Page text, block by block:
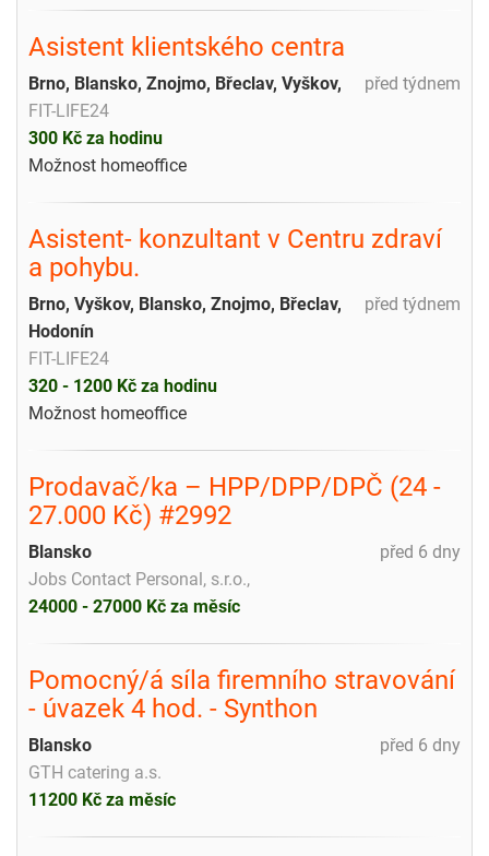
Asistent klientského centra
před týdnem
Brno, Blansko, Znojmo, Břeclav, Vyškov,
FIT-LIFE24
300 Kč za hodinu
Možnost homeoffice
Asistent- konzultant v Centru zdraví
a pohybu.
před týdnem
Brno, Vyškov, Blansko, Znojmo, Břeclav,
Hodonín
FIT-LIFE24
320 - 1200 Kč za hodinu
Možnost homeoffice
Prodavač/ka – HPP/DPP/DPČ (24 -
27.000 Kč) #2992
před 6 dny
Blansko
Jobs Contact Personal, s.r.o.,
24000 - 27000 Kč za měsíc
Pomocný/á síla firemního stravování
- úvazek 4 hod. - Synthon
před 6 dny
Blansko
GTH catering a.s.
11200 Kč za měsíc